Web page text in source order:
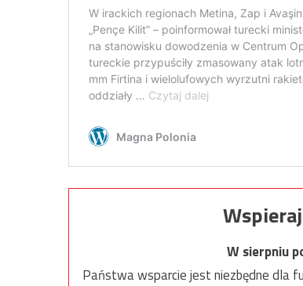
W sierpniu
Państwa wsparcie jest niezbędne dla